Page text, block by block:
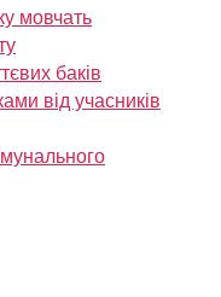
мовчать
баків
від учасників